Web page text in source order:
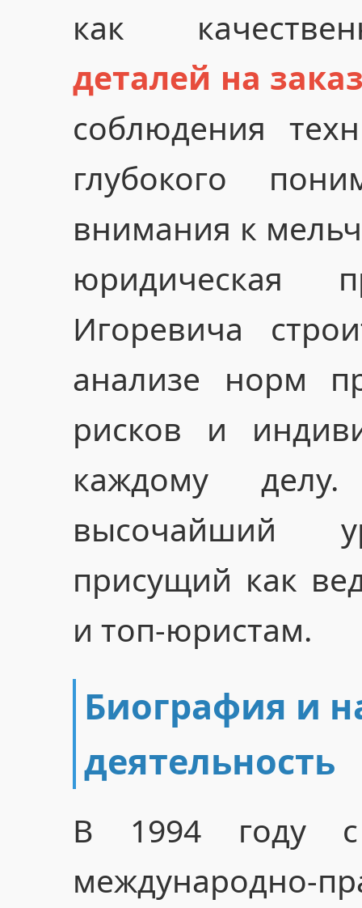
как
деталей на
соблюдения
глубокого
внимания к
юридическая
Игоревича
анализе норм
рисков и
каждому
высочайший
присущий как
и топ-юристам.
Биография и
деятельность
В 1994 году с
международно-